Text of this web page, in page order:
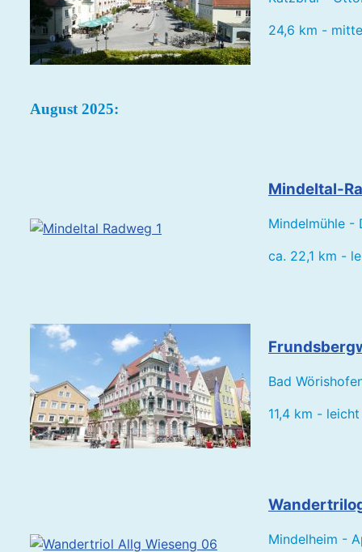
24,6 km -
August 2025:
Mindeltal-
Mindelmühle -
ca. 22,1 km -
Bad
11,4 km -
Mindelheim -